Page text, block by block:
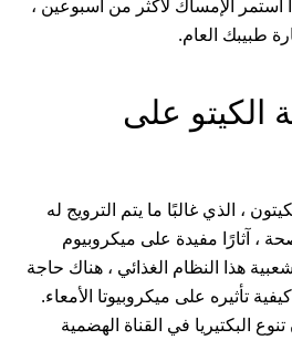
استمر الإمساك لأكثر من أسبوعين ،
طبيبك العام.
الكيتو على
، الذي غالبًا ما يتم الترويج له
، آثارًا مفيدة على ميكروبيوم
هذا النظام الغذائي ، هناك حاجة
تأثيره على ميكروبيوتا الأمعاء.
البكتيريا في القناة الهضمية